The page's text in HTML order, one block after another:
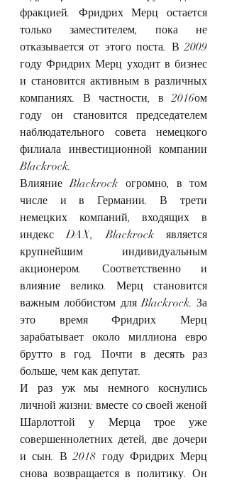
фракцией. Фридрих Мерц остается
только заместителем, пока не
отказывается от этого поста. В 2009
году Фридрих Мерц уходит в бизнес
и становится активным в различных
компаниях. В частности, в 2016ом
году он становится председателем
наблюдательного совета немецкого
филиала инвестиционной компании
Blackrock.
Влияние Blackrock огромно, в том
числе и в Германии. В трети
немецких компаний, входящих в
индекс DAX, Blackrock является
крупнейшим индивидуальным
акционером. Соответственно и
влияние велико. Мерц становится
важным лоббистом для Blackrock. За
это время Фридрих Мерц
зарабатывает около миллиона евро
брутто в год. Почти в десять раз
больше, чем как депутат.
И раз уж мы немного коснулись
личной жизни: вместе со своей женой
Шарлоттой у Мерца трое уже
совершеннолетних детей, две дочери
и сын. В 2018 году Фридрих Мерц
снова возвращается в политику. Он